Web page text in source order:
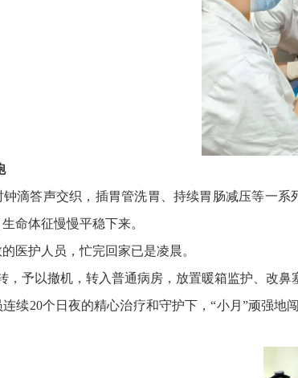
滴答声交织，插胃管洗胃、持续胃肠减压等一
命体征慢慢平稳下来。
医护人员，忙完回家已是凌晨。
，予以撤机，转入普通病房，放置暖箱监护、改
连续20个日夜的精心治疗和守护下，“小月”顽强地